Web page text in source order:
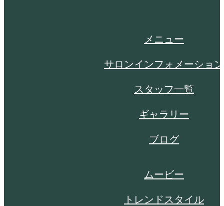
メニュー
サロンインフォメーション
スタッフ一覧
ギャラリー
ブログ
ムービー
トレンドスタイル